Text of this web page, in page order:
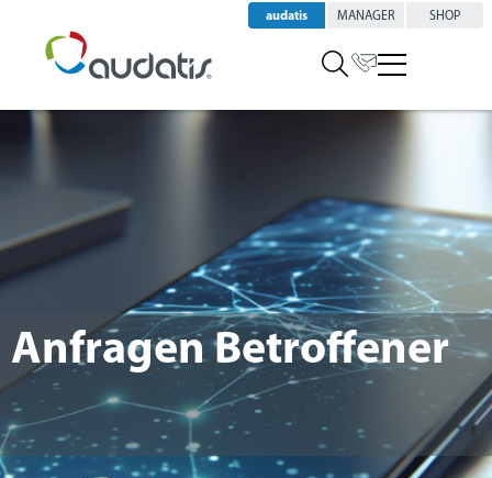
audatis MANAGER SHOP
Anfragen Betroffener